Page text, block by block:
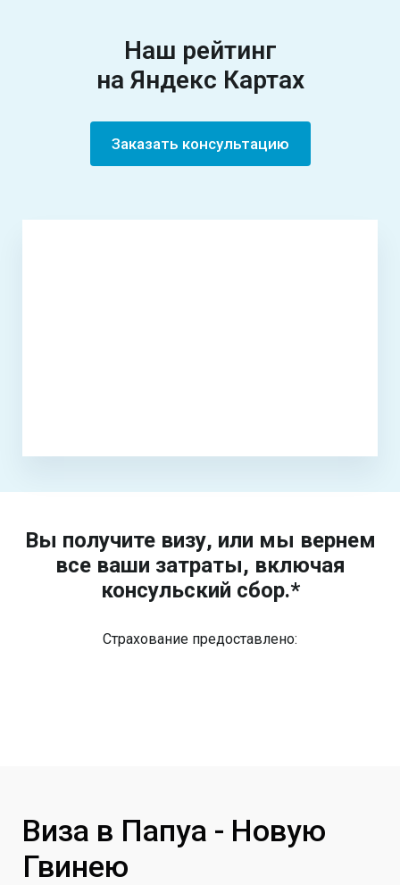
Наш рейтинг
на Яндекс Картах
Заказать консультацию
Вы получите визу, или мы вернем
все ваши затраты, включая
консульский сбор.*
Страхование предоставлено:
Виза в Папуа - Новую
Гвинею